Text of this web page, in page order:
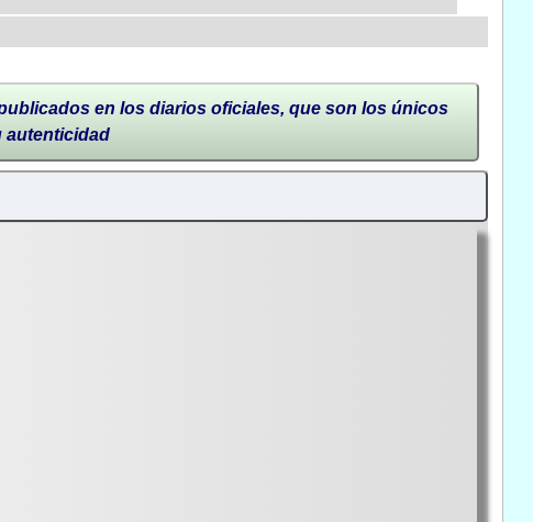
en los diarios oficiales, que son los únicos
autenticidad